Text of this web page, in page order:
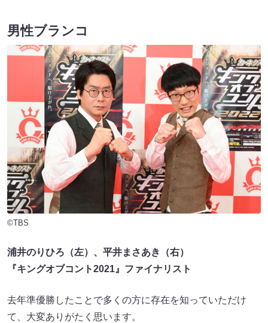
男性ブランコ
©TBS
浦井のりひろ（左）、平井まさあき（右）
『キングオブコント2021』ファイナリスト
去年準優勝したことで多くの方に存在を知っていただけ
て、大変ありがたく思います。